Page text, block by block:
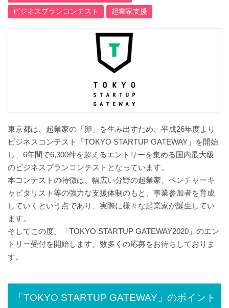
ビジネスプランコンテスト
起業家支援
東京都は、起業家の「卵」を生み出すため、平成26年度より
ビジネスコンテスト「TOKYO STARTUP GATEWAY」を開始
し、6年間で6,300件を超えるエントリーを集める国内最大級
のビジネスプランコンテストとなっています。
本コンテストの特徴は、幅広い分野の起業家、ベンチャーキ
ャピタリスト等の強力な支援体制のもと、事業参加者を育成
していくという点であり、実際に様々な起業家が誕生してい
ます。
そしてこの度、「TOKYO STARTUP GATEWAY2020」のエン
トリー受付を開始します。数多くの応募をお待ちしておりま
す。
「TOKYO STARTUP GATEWAY」のポイント